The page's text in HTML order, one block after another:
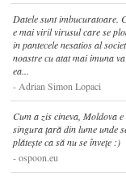
Datele sunt imbucuratoare.
e mai viril virusul care se
in pantecele nesatios al
noastre cu atat mai imuna
ea...
Adrian Simon Lopaci
Cum a zis cineva, Moldova e
singura țară din lume unde
plătește ca să nu se învețe :)
ospoon.eu